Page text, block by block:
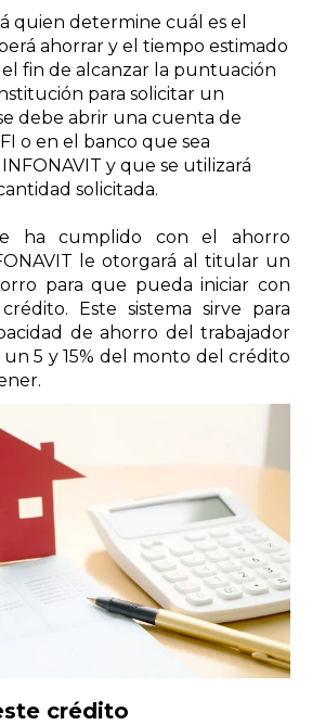
quien determine cuál es el
ahorrar y el tiempo estimado
fin de alcanzar la puntuación
para solicitar un
debe abrir una cuenta de
o en el banco que sea
y que se utilizará
solicitada.
ha cumplido con el ahorro
le otorgará al titular un
para que pueda iniciar con
Este sistema sirve para
de ahorro del trabajador
5 y 15% del monto del crédito
crédito